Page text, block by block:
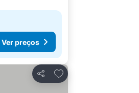
Ver preços
Partilhar
Adicionar aos favoritos